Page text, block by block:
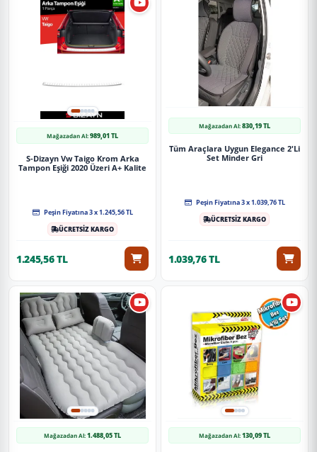
Mağazadan Al:989,01 TL
S-Dizayn Vw Taigo Krom Arka
Tampon Eşiği 2020 Üzeri A+ Kalite
Peşin Fiyatına 3 x 1.245,56 TL
ÜCRETSİZ KARGO
1.245,56 TL
Mağazadan Al:830,19 TL
Tüm Araçlara Uygun Elegance 2'Li
Set Minder Gri
Peşin Fiyatına 3 x 1.039,76 TL
ÜCRETSİZ KARGO
1.039,76 TL
Mağazadan Al:1.488,05 TL Mağazadan Al:130,09 TL